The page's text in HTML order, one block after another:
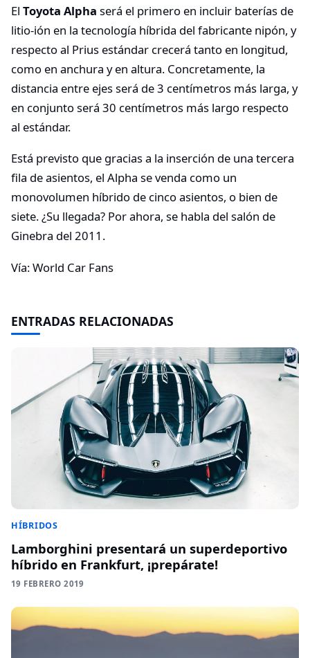
El Toyota Alpha será el primero en incluir baterías de
litio-ión en la tecnología híbrida del fabricante nipón, y
respecto al Prius estándar crecerá tanto en longitud,
como en anchura y en altura. Concretamente, la
distancia entre ejes será de 3 centímetros más larga, y
en conjunto será 30 centímetros más largo respecto
al estándar.
Está previsto que gracias a la inserción de una tercera
fila de asientos, el Alpha se venda como un
monovolumen híbrido de cinco asientos, o bien de
siete. ¿Su llegada? Por ahora, se habla del salón de
Ginebra del 2011.
Vía: World Car Fans
ENTRADAS RELACIONADAS
HÍBRIDOS
Lamborghini presentará un superdeportivo
híbrido en Frankfurt, ¡prepárate!
19 FEBRERO 2019